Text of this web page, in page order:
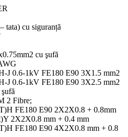
tata) cu siguranță
cu şufă
J 0.6-1kV FE180 E90 3X1.5 mm2
J 0.6-1kV FE180 E90 3X2.5 mm2
2 Fibre;
FE180 E90 2X2X0.8 + 0.8mm
2X2X0.8 mm + 0.4 mm
FE180 E90 4X2X0.8 mm + 0.8